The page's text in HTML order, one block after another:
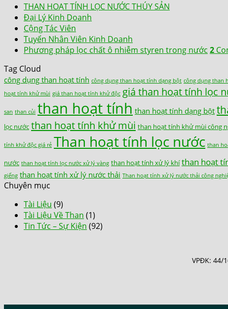
THAN HOẠT TÍNH LỌC NƯỚC THÚY SẢN
Đại Lý Kinh Doanh
Cộng Tác Viên
Tuyển Nhân Viên Kinh Doanh
Phương pháp lọc chất ô nhiễm styren trong nước 2
Tag Cloud
công dụng than hoạt tính công dụng than hoạt tính dạng bột công dụng than
hoạt tính khử mùi giá than hoạt tính khử độc giá than hoạt tính lọc
san than củi than hoạt tính than hoạt tính dạng bột
lọc nước than hoạt tính khử mùi than hoạt tính khử mùi công
tính khử độc giá rẻ Than hoạt tính lọc nước than
nước than hoạt tính lọc nước xử lý vàng than hoạt tính xử lý khí than hoạt
giếng than hoạt tính xử lý nước thải Than hoạt tính xử lý nước thải công
Chuyên mục
Tài Liệu (9)
Tài Liệu Về Than (1)
Tin Tức – Sự Kiện (92)
VPĐK: 44/